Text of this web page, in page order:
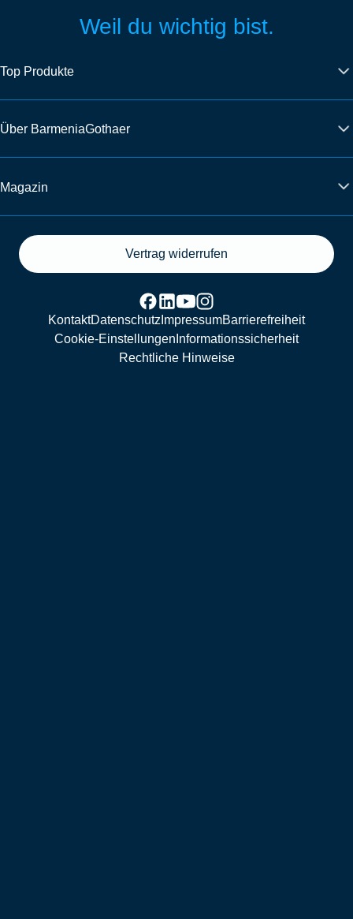
Weil du wichtig bist.
Top Produkte
Über BarmeniaGothaer
Magazin
Vertrag widerrufen
KontaktDatenschutz ImpressumBarrierefreiheit
Cookie-Einstellungen Informationssicherheit
Rechtliche Hinweise